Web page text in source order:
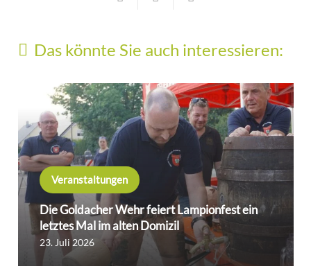
Das könnte Sie auch interessieren:
Veranstaltungen
Die Goldacher Wehr feiert Lampionfest ein
letztes Mal im alten Domizil
23. Juli 2026